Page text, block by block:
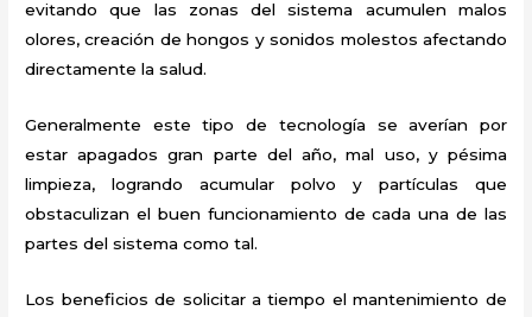
evitando que las zonas del sistema acumulen malos
olores, creación de hongos y sonidos molestos afectando
directamente la salud.
Generalmente este tipo de tecnología se averían por
estar apagados gran parte del año, mal uso, y pésima
limpieza, logrando acumular polvo y partículas que
obstaculizan el buen funcionamiento de cada una de las
partes del sistema como tal.
Los beneficios de solicitar a tiempo el mantenimiento de